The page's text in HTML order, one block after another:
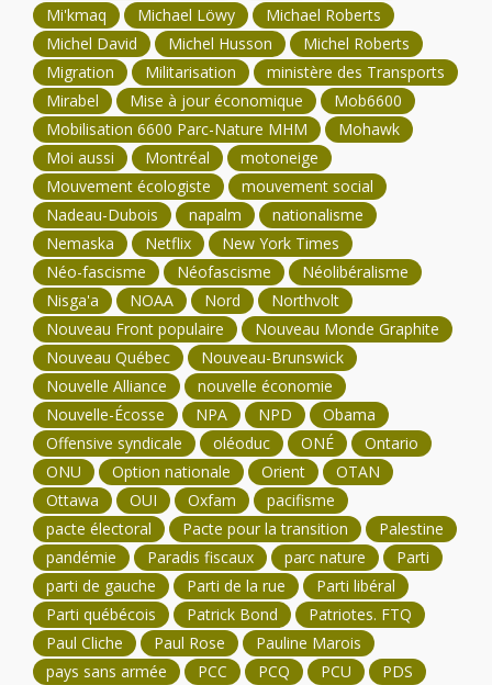
Mi'kmaq
Michael Löwy
Michael Roberts
Michel David
Michel Husson
Michel Roberts
Migration
Militarisation
ministère des Transports
Mirabel
Mise à jour économique
Mob6600
Mobilisation 6600 Parc-Nature MHM
Mohawk
Moi aussi
Montréal
motoneige
Mouvement écologiste
mouvement social
Nadeau-Dubois
napalm
nationalisme
Nemaska
Netflix
New York Times
Néo-fascisme
Néofascisme
Néolibéralisme
Nisga'a
NOAA Nord
Northvolt
Nouveau Front populaire
Nouveau Monde Graphite
Nouveau Québec
Nouveau-Brunswick
Nouvelle Alliance
nouvelle économie
Nouvelle-Écosse
NPA NPD
Obama
Offensive syndicale
oléoduc ONÉ
Ontario
ONU
Option nationale Orient
OTAN
Ottawa
OUI Oxfam
pacifisme
pacte électoral
Pacte pour la transition
Palestine
pandémie
Paradis fiscaux parc nature
Parti
parti de gauche
Parti de la rue
Parti libéral
Parti québécois
Patrick Bond
Patriotes. FTQ
Paul Cliche
Paul Rose
Pauline Marois
pays sans armée
PCC PCQ PCU
PDS